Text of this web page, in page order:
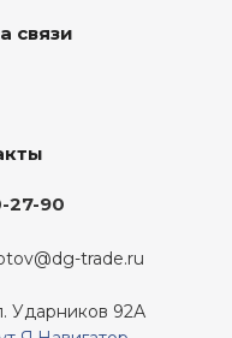
связи
27-90
trade.ru
Ударников 92А